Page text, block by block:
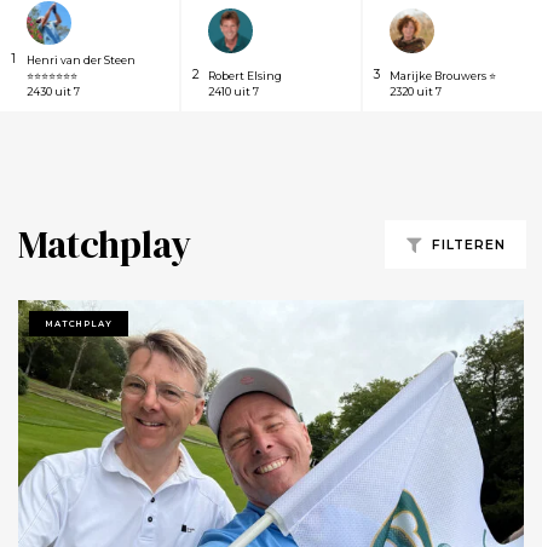
1
Henri van der Steen
⭐⭐⭐⭐⭐⭐⭐
2430 uit 7
2
Robert Elsing
2410 uit 7
3
Marijke Brouwers ⭐
2320 uit 7
Matchplay FILTEREN
MATCHPLAY